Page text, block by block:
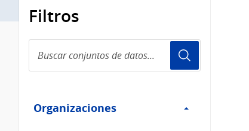
Filtros
conjuntos
de
Organizaciones
Organizaciones